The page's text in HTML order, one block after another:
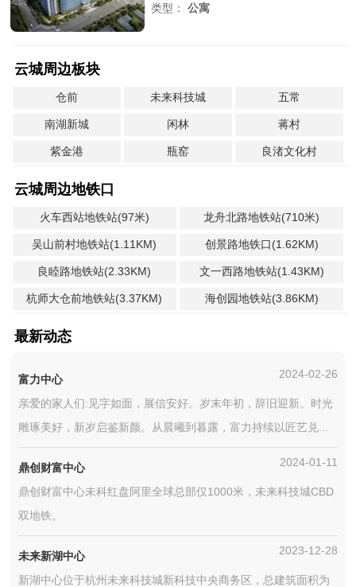
类型：公寓
云城周边板块
仓前 未来科技城 五常
南湖新城 闲林 蒋村
紫金港 瓶窑 良渚文化村
云城周边地铁口
火车西站地铁站(97米) 龙舟北路地铁站(710米)
吴山前村地铁站(1.11KM) 创景路地铁口(1.62KM)
良睦路地铁站(2.33KM) 文一西路地铁站(1.43KM)
杭师大仓前地铁站(3.37KM) 海创园地铁站(3.86KM)
最新动态
富力中心 2024-02-26
亲爱的家人们:见字如面，展信安好。岁末年初，辞旧迎新。时光
雕琢美好，新岁启鉴新颜。从晨曦到暮露，富力持续以匠艺兑...
鼎创财富中心 2024-01-11
鼎创财富中心未科红盘阿里全球总部仅1000米，未来科技城CBD
双地铁。
未来新湖中心 2023-12-28
新湖中心位于杭州未来科技城新科技中央商务区，总建筑面积为